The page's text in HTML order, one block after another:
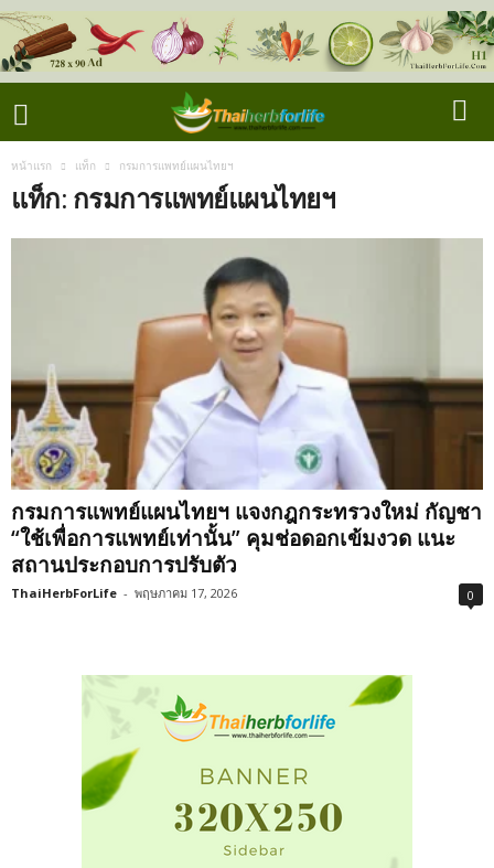
หน้าแรก แท็ก กรมการแพทย์แผนไทยฯ
แท็ก: กรมการแพทย์แผนไทยฯ
กรมการแพทย์แผนไทยฯ แจงกฎกระทรวงใหม่ กัญชา
“ใช้เพื่อการแพทย์เท่านั้น” คุมช่อดอกเข้มงวด แนะ
สถานประกอบการปรับตัว
ThaiHerbForLife - พฤษภาคม 17, 2026 0